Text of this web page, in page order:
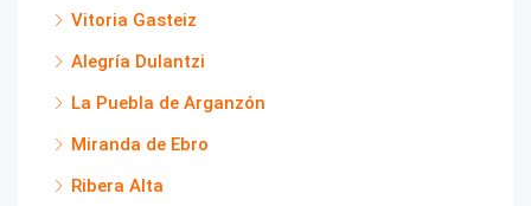
Vitoria Gasteiz
Alegría Dulantzi
La Puebla de Arganzón
Miranda de Ebro
Ribera Alta